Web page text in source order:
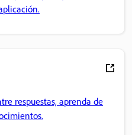
respuestas, aprenda de